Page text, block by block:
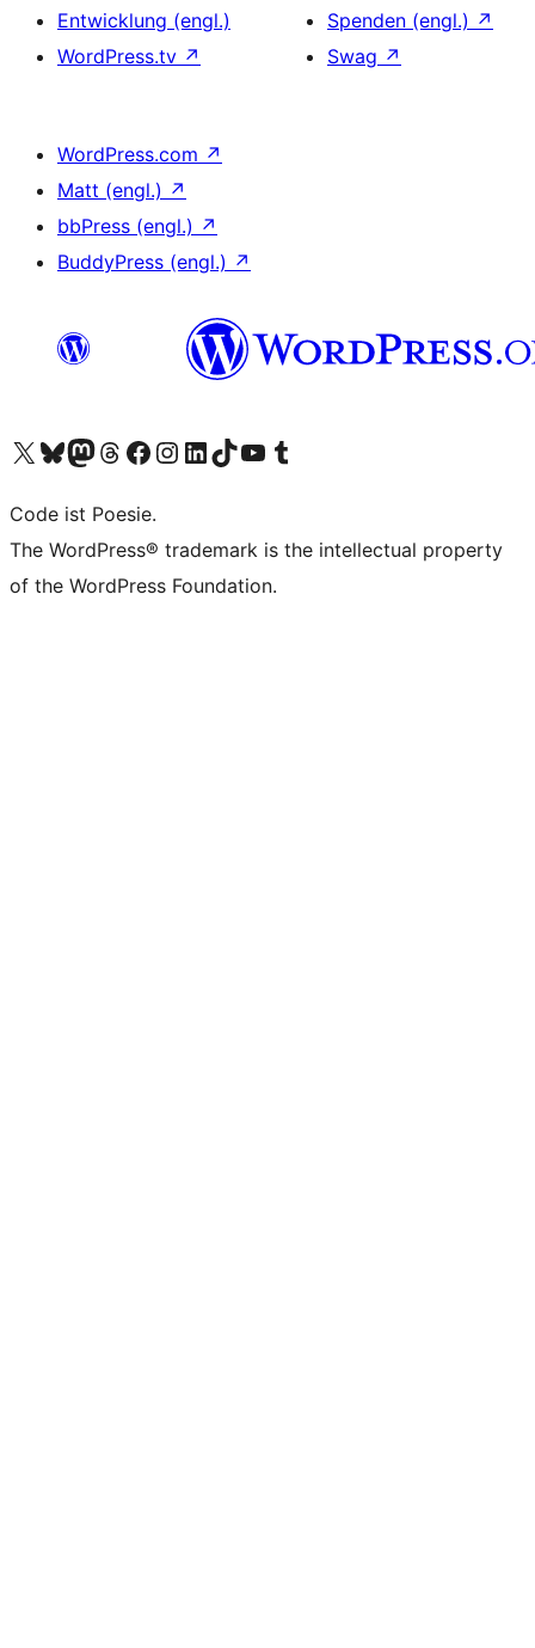
Entwicklung (engl.)
WordPress.tv ↗
Spenden (engl.) ↗
Swag ↗
WordPress.com ↗
Matt (engl.) ↗
bbPress (engl.) ↗
BuddyPress (engl.) ↗
Unser X-Konto (früher Twitter) besuchen
Unser Bluesky-Konto besuchen
Unser Mastodon-Konto besuchen
Unser Threads-Konto besuchen
Unsere Facebook-Seite besuchen
Unser Instagram-Konto besuchen
Unser LinkedIn-Konto besuchen
Unser TikTok-Konto besuchen
Unseren YouTube-Kanal besuchen
Unser Tumblr-Konto besuchen
Code ist Poesie.
The WordPress® trademark is the intellectual property
of the WordPress Foundation.